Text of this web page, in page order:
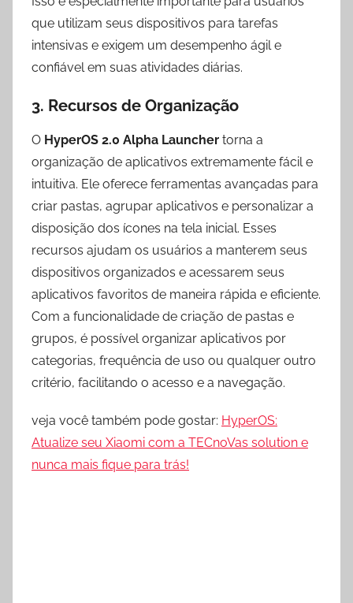
que utilizam seus dispositivos para tarefas
intensivas e exigem um desempenho ágil e
confiável em suas atividades diárias.
3. Recursos de Organização
O HyperOS 2.0 Alpha Launcher torna a
organização de aplicativos extremamente fácil e
intuitiva. Ele oferece ferramentas avançadas para
criar pastas, agrupar aplicativos e personalizar a
disposição dos ícones na tela inicial. Esses
recursos ajudam os usuários a manterem seus
dispositivos organizados e acessarem seus
aplicativos favoritos de maneira rápida e eficiente.
Com a funcionalidade de criação de pastas e
grupos, é possível organizar aplicativos por
categorias, frequência de uso ou qualquer outro
critério, facilitando o acesso e a navegação.
veja você também pode gostar: HyperOS:
Atualize seu Xiaomi com a TECnoVas solution e
nunca mais fique para trás!